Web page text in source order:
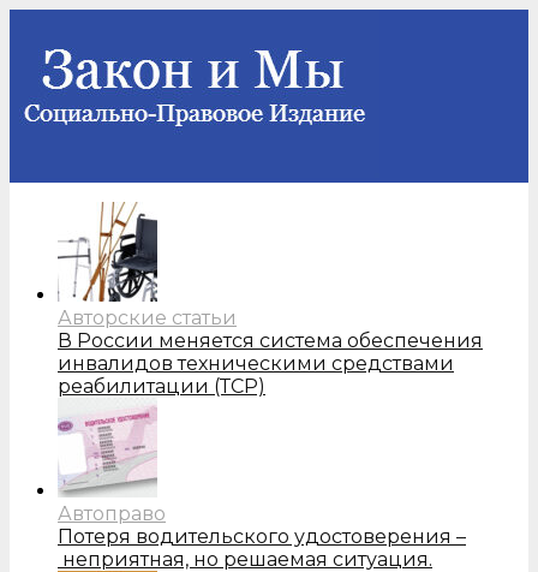
Авторские статьи
В России меняется система обеспечения
инвалидов техническими средствами
реабилитации (ТСР)
Автоправо
Потеря водительского удостоверения –
неприятная, но решаемая ситуация.